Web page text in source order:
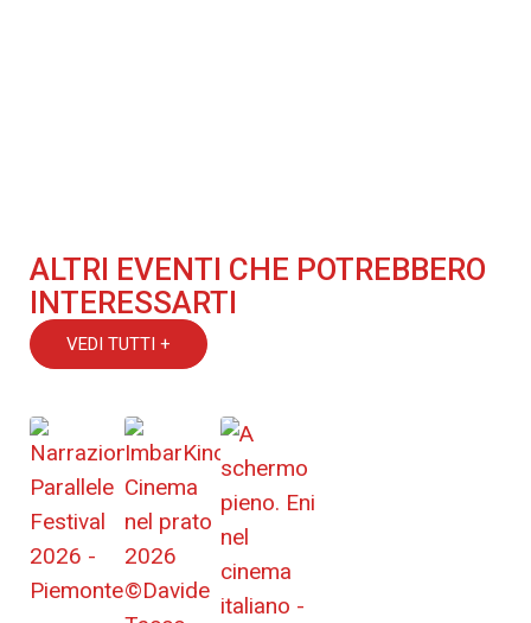
ALTRI EVENTI CHE POTREBBERO
INTERESSARTI
VEDI TUTTI +